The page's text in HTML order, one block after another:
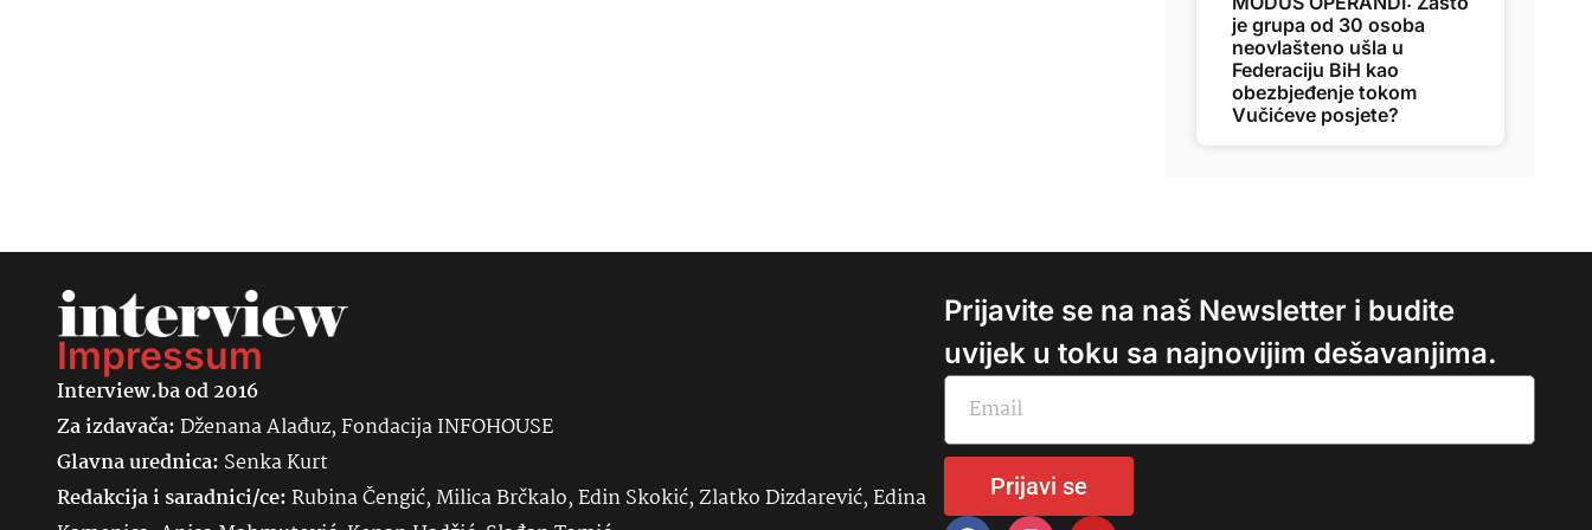
je grupa od 30 osoba
neovlašteno ušla u
Federaciju BiH kao
obezbjeđenje tokom
Vučićeve posjete?
Impressum
Interview.ba od 2016
Za izdavača:Dženana Alađuz, Fondacija INFOHOUSE
Glavna urednica: SenkaKurt
Redakcija i saradnici/ce:Rubina Čengić, Milica Brčkalo, Edin Skokić, Zlatko Dizdarević, Edina
Prijavite se na naš Newsletter i budite
uvijek u toku sa najnovijim dešavanjima.
Prijavi se